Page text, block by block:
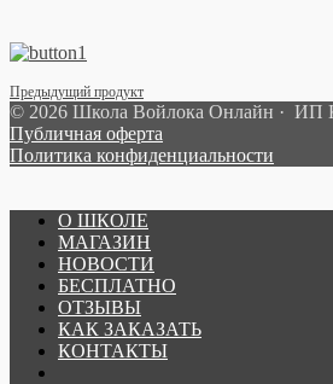
Предыдущий продукт
© 2026 Школа Войлока Онлайн · ИП
Публичная оферта
Политика конфиденциальности
О ШКОЛЕ
МАГАЗИН
НОВОСТИ
БЕСПЛАТНО
ОТЗЫВЫ
КАК ЗАКАЗАТЬ
КОНТАКТЫ